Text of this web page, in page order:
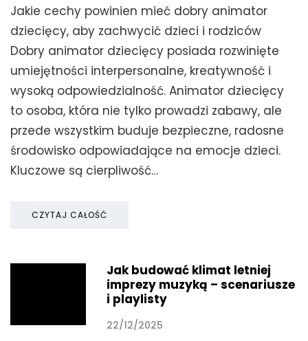
Jakie cechy powinien mieć dobry animator
dziecięcy, aby zachwycić dzieci i rodziców
Dobry animator dziecięcy posiada rozwinięte
umiejętności interpersonalne, kreatywność i
wysoką odpowiedzialność. Animator dziecięcy
to osoba, która nie tylko prowadzi zabawy, ale
przede wszystkim buduje bezpieczne, radosne
środowisko odpowiadające na emocje dzieci.
Kluczowe są cierpliwość…
CZYTAJ CAŁOŚĆ
Jak budować klimat letniej
imprezy muzyką – scenariusze
i playlisty
22/12/2025